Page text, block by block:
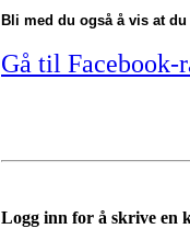
Bli med du også å vis at
Gå til Facebook-
Logg inn for å skrive en